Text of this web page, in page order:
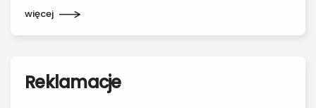
więcej
Reklamacje